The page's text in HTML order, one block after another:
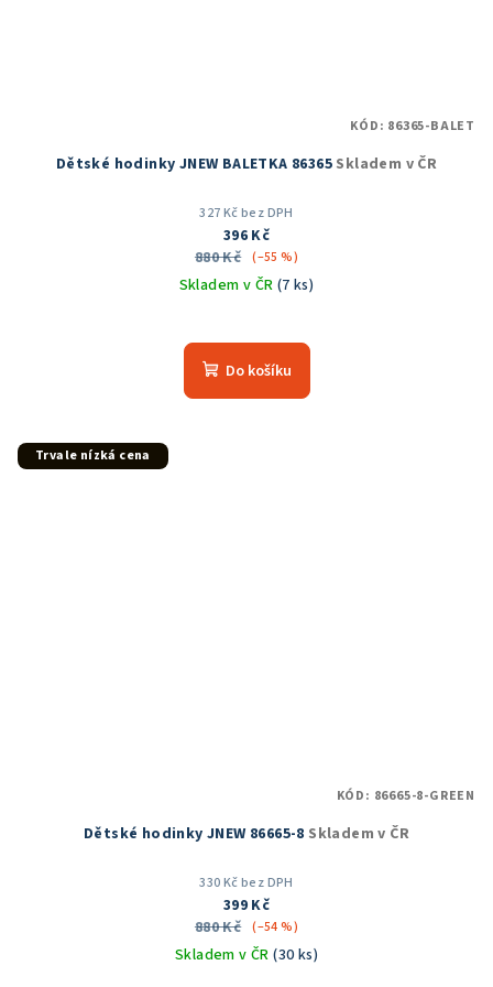
Dětské hodinky JNEW BALETKA 86365 Skladem v ČR
327 Kč bez DPH
396 Kč
880 Kč (–55 %)
Skladem v ČR (7 ks)
hodnocení
produktu
Do košíku
KÓD: 86365-BALET
Trvale nízká cena
Dětské hodinky JNEW 86665-8 Skladem v ČR
330 Kč bez DPH
399 Kč
880 Kč (–54 %)
Skladem v ČR(30 ks)
KÓD: 86665-8-GREEN